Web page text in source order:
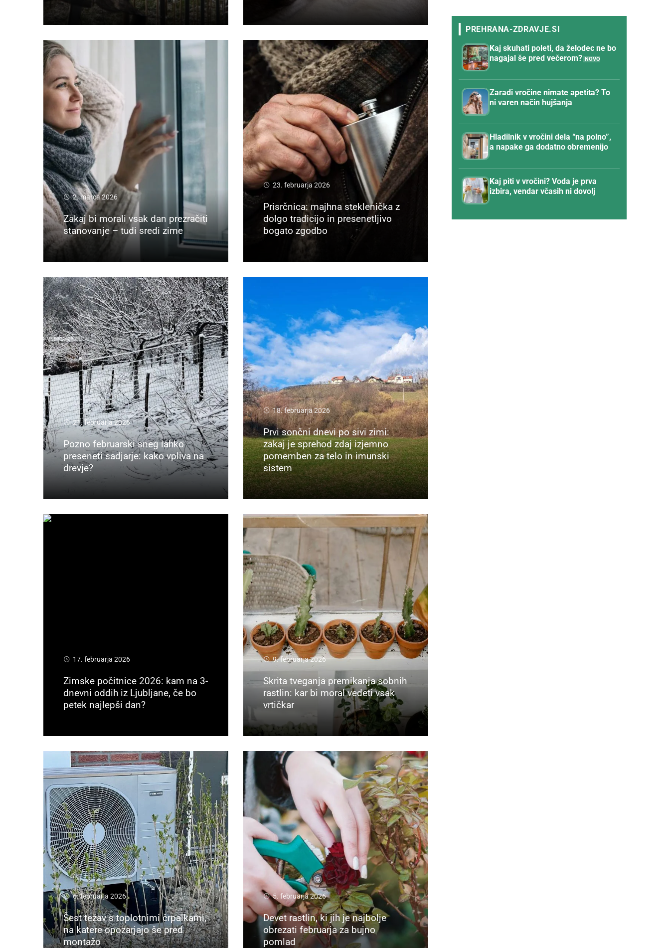
Preberi več Preberi več
2. marca 2026
Zakaj bi morali vsak dan prezračiti
stanovanje – tudi sredi zime
23. februarja 2026
Prisrčnica: majhna steklenička z
dolgo tradicijo in presenetljivo
bogato zgodbo
Preberi več
21. februarja 2026
Pozno februarski sneg lahko
preseneti sadjarje: kako vpliva na
drevje?
18. februarja 2026
Prvi sončni dnevi po sivi zimi:
zakaj je sprehod zdaj izjemno
pomemben za telo in imunski
sistem
Preberi več
17. februarja 2026
Zimske počitnice 2026: kam na 3-
dnevni oddih iz Ljubljane, če bo
petek najlepši dan?
9. februarja 2026
Skrita tveganja premikanja sobnih
rastlin: kar bi moral vedeti vsak
vrtičkar
Preberi več
6. februarja 2026
Šest težav s toplotnimi črpalkami,
na katere opozarjajo še pred
montažo
5. februarja 2026
Devet rastlin, ki jih je najbolje
obrezati februarja za bujno
pomlad
Kaj skuhati poleti, da želodec ne bo
nagajal še pred večerom?
Zaradi vročine nimate apetita? To
ni varen način hujšanja
Hladilnik v vročini dela “na polno”,
a napake ga dodatno obremenijo
Kaj piti v vročini? Voda je prva
izbira, vendar včasih ni dovolj